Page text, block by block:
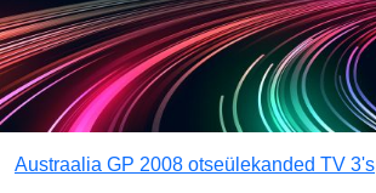
Austraalia GP 2008 otseülekanded TV 3's